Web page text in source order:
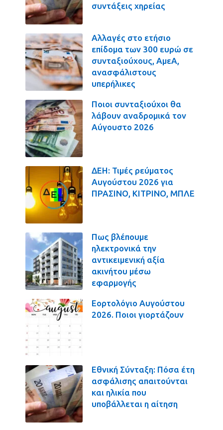
συντάξεις χηρείας
Αλλαγές στο ετήσιο
επίδομα των 300 ευρώ σε
συνταξιούχους, ΑμεΑ,
ανασφάλιστους
υπερήλικες
Ποιοι συνταξιούχοι θα
λάβουν αναδρομικά τον
Αύγουστο 2026
ΔΕΗ: Τιμές ρεύματος
Αυγούστου 2026 για
ΠΡΑΣΙΝΟ, ΚΙΤΡΙΝΟ, ΜΠΛΕ
Πως βλέπουμε
ηλεκτρονικά την
αντικειμενική αξία
ακινήτου μέσω
εφαρμογής
Εορτολόγιο Αυγούστου
2026. Ποιοι γιορτάζουν
Εθνική Σύνταξη: Πόσα έτη
ασφάλισης απαιτούνται
και ηλικία που
υποβάλλεται η αίτηση